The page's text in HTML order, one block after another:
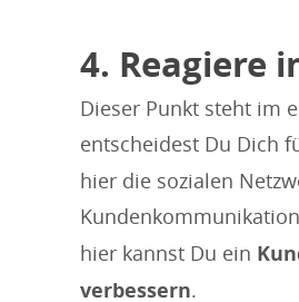
4. Reagiere
Dieser Punkt steht im
entscheidest Du Dich
hier die sozialen
hier kannst Du ein
verbessern.